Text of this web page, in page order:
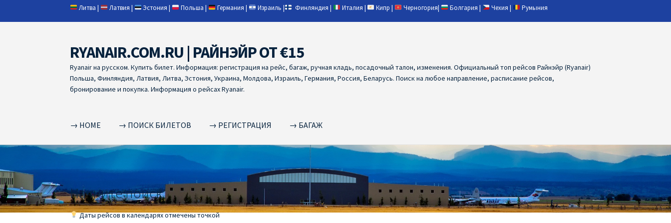
Литва | Латвия | Эстония | Польша | Германия | Израиль | Финляндия | Италия | Кипр | Черногория| Болгария | Чехия | Румыния
Skip
to
navigation
Skip
to
content
RYANAIR.COM.RU | РАЙНЭЙР ОТ €15
Ryanair на русском. Купить билет. Информация: регистрация на рейс, багаж, ручная кладь, посадочный талон, изменения. Официальный топ рейсов Райнэйр (Ryanair)
Польша, Финляндия, Латвия, Литва, Эстония, Украина, Молдова, Израиль, Германия, Россия, Беларусь. Поиск на любое направление, расписание рейсов,
бронирование и покупка. Информация о рейсах Ryanair.
→ HOME → ПОИСК БИЛЕТОВ → РЕГИСТРАЦИЯ → БАГАЖ
HomeRYANAIR | ПОИСК АВИАБИЛЕТОВ Ryanair ГерманияRyanair ГрецияRyanair дешевые авиабилеты
RYANAIR ДОБАВИТЬ БАГАЖRyanair зміниRyanair из ВаршавыRyanair из Вильнюса Ryanair из КаунасаRyanair из ЛаппеенрантыRyanair из Лондона
RYANAIR ИЗ РИГИRyanair из СтокгольмаRYANAIR ИЗ ТАЛЛИНАRyanair из ТампереRYANAIR ИЗ ЧЕХИИ | ПРАГА, ОСТРАВА, ПАРДУБИЦЕ, БРНО
Начните поиск
Даты рейсов в календарях отмечены точкой